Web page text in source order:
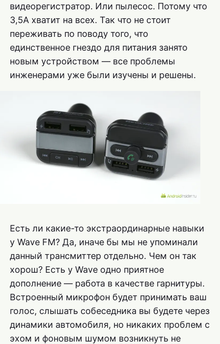
видеорегистратор. Или пылесос. Потому что
3,5A хватит на всех. Так что не стоит
переживать по поводу того, что
единственное гнездо для питания занято
новым устройством — все проблемы
инженерами уже были изучены и решены.
Есть ли какие-то экстраординарные навыки
у Wave FM? Да, иначе бы мы не упоминали
данный трансмиттер отдельно. Чем он так
хорош? Есть у Wave одно приятное
дополнение — работа в качестве гарнитуры.
Встроенный микрофон будет принимать ваш
голос, слышать собеседника вы будете через
динамики автомобиля, но никаких проблем с
эхом и фоновым шумом возникнуть не